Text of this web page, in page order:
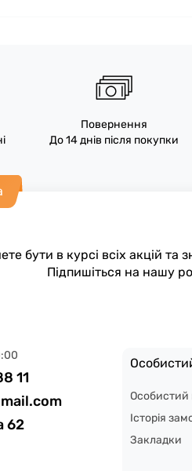
Повернення
До 14 днів після покупки
бути в курсі всіх акцій та
Підпишіться на нашу
11
62
Особистий
Історія
Закладки